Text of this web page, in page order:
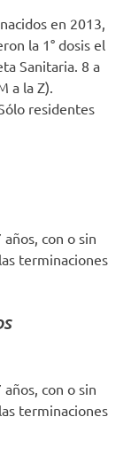
en 2013,
la 1° dosis el
Sanitaria. 8 a
a la Z).
residentes
con o sin
terminaciones
con o sin
terminaciones